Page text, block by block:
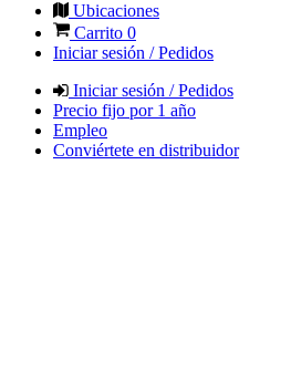
Ubicaciones
Carrito 0
Iniciar sesión / Pedidos
Iniciar sesión / Pedidos
Precio fijo por 1 año
Empleo
Conviértete en distribuidor